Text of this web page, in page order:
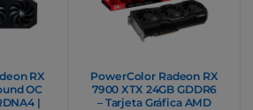
RX
OC
|
PowerColor Radeon RX
7900 XTX 24GB GDDR6
– Tarjeta Gráfica AMD